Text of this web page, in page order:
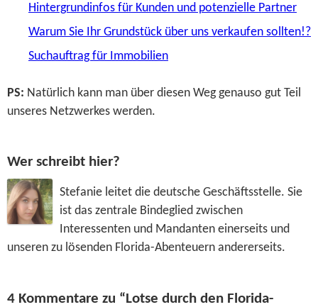
Hintergrundinfos für Kunden und potenzielle Partner
Warum Sie Ihr Grundstück über uns verkaufen sollten!?
Suchauftrag für Immobilien
PS: Natürlich kann man über diesen Weg genauso gut Teil
unseres Netzwerkes werden.
Wer schreibt hier?
Stefanie leitet die deutsche Geschäftsstelle. Sie
ist das zentrale Bindeglied zwischen
Interessenten und Mandanten einerseits und
unseren zu lösenden Florida-Abenteuern andererseits.
4 Kommentare zu “Lotse durch den Florida-